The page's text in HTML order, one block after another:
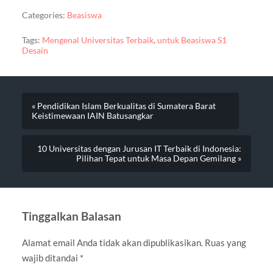
Categories: Beasiswa
Tags: Mengenal Universitas Terbaik, untuk Beasiswa S1
Desain
« Pendidikan Islam Berkualitas di Sumatera Barat
Keistimewaan IAIN Batusangkar
10 Universitas dengan Jurusan IT Terbaik di Indonesia:
Pilihan Tepat untuk Masa Depan Gemilang »
Tinggalkan Balasan
Alamat email Anda tidak akan dipublikasikan. Ruas yang
wajib ditandai *